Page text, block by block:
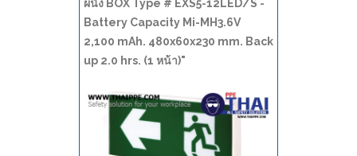
ผนัง BOX Type # EXS5-12LED/S -
Battery Capacity Mi-MH3.6V
2,100 mAh. 480x60x230 mm. Back
up 2.0 hrs. (1 หน้า)"